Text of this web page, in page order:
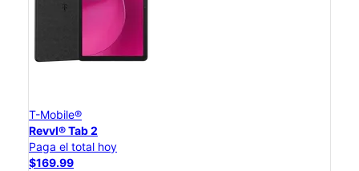
T-Mobile®
Revvl® Tab 2
Paga el total hoy
$169.99